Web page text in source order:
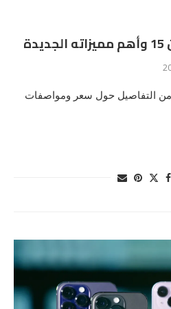
من التفاصيل حول سعر ومواصفات